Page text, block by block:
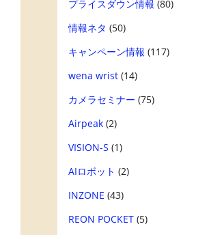
プライスダウン情報 (80)
情報ネタ (50)
キャンペーン情報 (117)
wena wrist(14)
カメラセミナー (75)
Airpeak(2)
VISION-S (1)
AIロボット (2)
INZONE (43)
REON POCKET(5)